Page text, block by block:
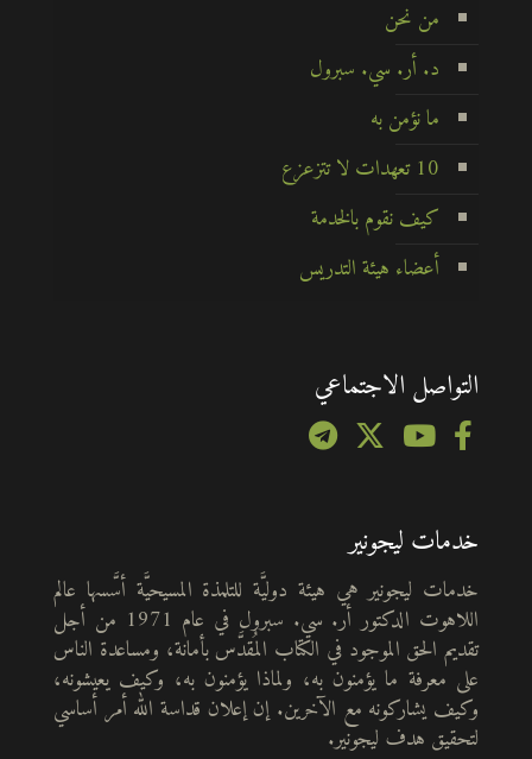
من نحن
د. أر. سي. سبرول
ما نؤمن به
10 تعهدات لا تتزعزع
كيف نقوم بالخدمة
أعضاء هيئة التدريس
التواصل الاجتماعي
خدمات ليجونير
خدمات ليجونير هي هيئة دوليَّة للتلمذة المسيحيَّة أسَّسها عالم
اللاهوت الدكتور أر. سي. سبرول في عام 1971 من أجل
تقديم الحق الموجود في الكتاب المُقدَّس بأمانة، ومساعدة الناس
على معرفة ما يؤمنون به، ولماذا يؤمنون به، وكيف يعيشونه،
وكيف يشاركونه مع الآخرين. إن إعلان قداسة الله أمر أساسي
لتحقيق هدف ليجونير.